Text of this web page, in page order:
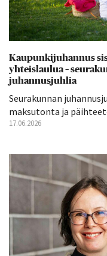
Kaupunkijuhannus
yhteislaulua –
juhannusjuhlia
Seurakunnan
maksutonta ja
17.06.2026